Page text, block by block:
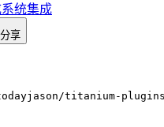
系统集成
分享
titanium-